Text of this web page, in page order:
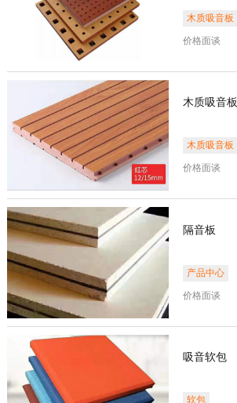
木质吸音板
价格面谈
木质吸音板
木质吸音板
价格面谈
隔音板
产品中心
价格面谈
吸音软包
软包